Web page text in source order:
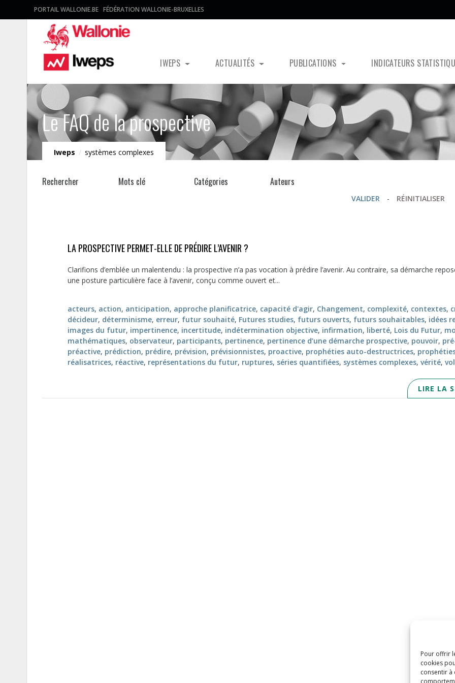
Pour offrir
cookies
consentir à
PORTAIL WALLONIE.BE FÉDÉRATION WALLONIE-BRUXELLES
IWEPS ACTUALITÉS PUBLICATIONS INDICATEURS
Le FAQ de la prospective
Iweps / systèmes complexes
Rechercher Mots clé Catégories Auteurs
VALIDER - RÉINITIALISER
LA PROSPECTIVE PERMET-ELLE DE PRÉDIRE L’AVENIR ?
Clarifions d’emblée un malentendu : la prospective n’a pas vocation à prédire l’avenir. Au contraire, sa démarche
une posture particulière face à l’avenir, conçu comme ouvert et...
acteurs, action, anticipation, approche planificatrice, capacité d'agir, Changement, complexité, contextes,
décideur, déterminisme, erreur, futur souhaité, Futures studies, futurs ouverts, futurs souhaitables, idées
images du futur, impertinence, incertitude, indétermination objective, infirmation, liberté, Lois du Futur,
mathématiques, observateur, participants, pertinence, pertinence d’une démarche prospective, pouvoir,
préactive, prédiction, prédire, prévision, prévisionnistes, proactive, prophéties auto-destructrices,
réalisatrices, réactive, représentations du futur, ruptures, séries quantifiées, systèmes complexes, vérité,
LIRE LA